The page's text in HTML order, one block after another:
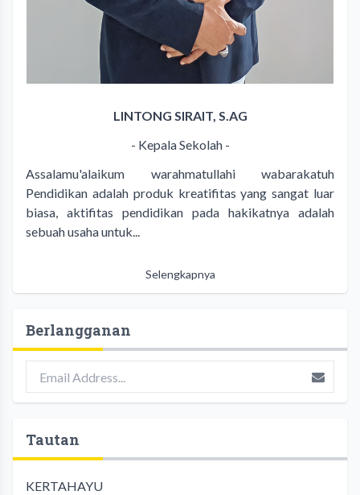
LINTONG SIRAIT, S.AG
- Kepala Sekolah -
Assalamu'alaikum warahmatullahi wabarakatuh
Pendidikan adalah produk kreatifitas yang sangat luar
biasa, aktifitas pendidikan pada hakikatnya adalah
sebuah usaha untuk...
Selengkapnya
Berlangganan
Tautan
KERTAHAYU